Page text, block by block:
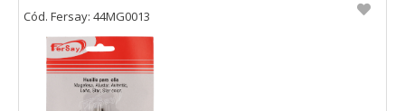
Cód. Fersay: 44MG0013